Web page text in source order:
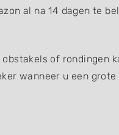
al na 14 dagen te
of rondingen
wanneer u een